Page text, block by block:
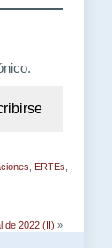
ERTEs
de 2022 (II) »